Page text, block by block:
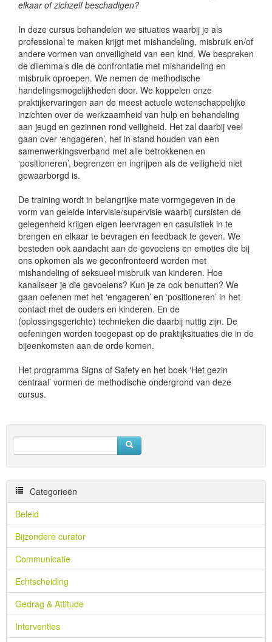
elkaar of zichzelf beschadigen?
In deze cursus behandelen we situaties waarbij je als
professional te maken krijgt met mishandeling, misbruik en/of
andere vormen van onveiligheid van een kind. We bespreken
de dilemma’s die de confrontatie met mishandeling en
misbruik oproepen. We nemen de methodische
handelingsmogelijkheden door. We koppelen onze
praktijkervaringen aan de meest actuele wetenschappelijke
inzichten over de werkzaamheid van hulp en behandeling
aan jeugd en gezinnen rond veiligheid. Het zal daarbij veel
gaan over ‘engageren’, het in stand houden van een
samenwerkingsverband met alle betrokkenen en
‘positioneren’, begrenzen en ingrijpen als de veiligheid niet
gewaarborgd is.
De training wordt in belangrijke mate vormgegeven in de
vorm van geleide intervisie/supervisie waarbij cursisten de
gelegenheid krijgen eigen leervragen en casuïstiek in te
brengen en elkaar te bevragen en feedback te geven. We
besteden ook aandacht aan de gevoelens en emoties die bij
ons opkomen als we geconfronteerd worden met
mishandeling of seksueel misbruik van kinderen. Hoe
kanaliseer je die gevoelens? Kun je ze ook benutten? We
gaan oefenen met het ‘engageren’ en ‘positioneren’ in het
contact met de ouders en kinderen. En de
(oplossingsgerichte) technieken die daarbij nuttig zijn. De
oefeningen worden toegepast op de praktijksituaties die in de
bijeenkomsten aan de orde komen.
Het programma Signs of Safety en het boek ‘Het gezin
centraal’ vormen de methodische ondergrond van deze
cursus.
Categorieën
Beleid
Bijzondere curator
Communicatie
Echtscheiding
Gedrag & Attitude
Interventies